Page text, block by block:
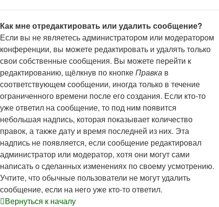
Как мне отредактировать или удалить сообщение?
Если вы не являетесь администратором или модератором
конференции, вы можете редактировать и удалять только
свои собственные сообщения. Вы можете перейти к
редактированию, щёлкнув по кнопкеПравка в
соответствующем сообщении, иногда только в течение
ограниченного времени после его создания. Если кто-то
уже ответил на сообщение, то под ним появится
небольшая надпись, которая показывает количество
правок, а также дату и время последней из них. Эта
надпись не появляется, если сообщение редактировал
администратор или модератор, хотя они могут сами
написать о сделанных изменениях по своему усмотрению.
Учтите, что обычные пользователи не могут удалить
сообщение, если на него уже кто-то ответил.
Вернуться к началу